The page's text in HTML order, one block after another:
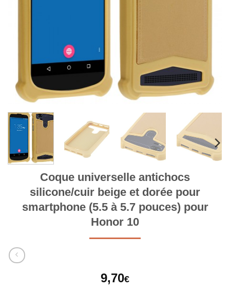
Coque universelle antichocs
silicone/cuir beige et dorée pour
smartphone (5.5 à 5.7 pouces) pour
Honor 10
9,70€